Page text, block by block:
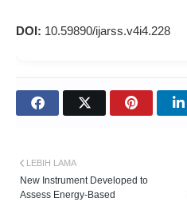
DOI: 10.59890/ijarss.v4i4.228
LEBIH LAMA
New Instrument Developed to
Assess Energy-Based